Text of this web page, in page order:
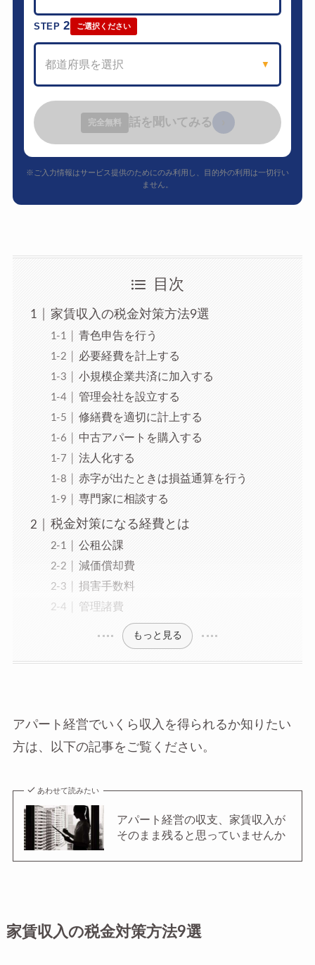
STEP2 ご選択ください
都道府県を選択 ▼
完全無料 話を聞いてみる
※ご入力情報はサービス提供のためにのみ利用し、目的外の利用は一切行い
ません。
目次
家賃収入の税金対策方法9選
青色申告を行う
必要経費を計上する
小規模企業共済に加入する
管理会社を設立する
修繕費を適切に計上する
中古アパートを購入する
法人化する
赤字が出たときは損益通算を行う
専門家に相談する
税金対策になる経費とは
公租公課
減価償却費
損害手数料
管理諸費
もっと見る
アパート経営でいくら収入を得られるか知りたい
方は、以下の記事をご覧ください。
あわせて読みたい
アパート経営の収支、家賃収入が
そのまま残ると思っていませんか
家賃収入の税金対策方法9選